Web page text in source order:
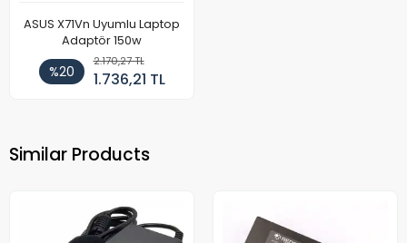
ASUS X71Vn Uyumlu Laptop
Adaptör 150w
%20
2.170,27 TL
1.736,21 TL
Similar Products